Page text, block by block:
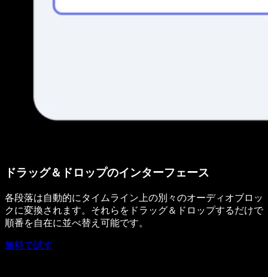
ドラッグ＆ドロップのインターフェース
各段落は自動的にタイムライン上の別々のオーディオブロッ
クに変換されます。それらをドラッグ＆ドロップするだけで
順番を自在に並べ替え可能です。
無料で試す